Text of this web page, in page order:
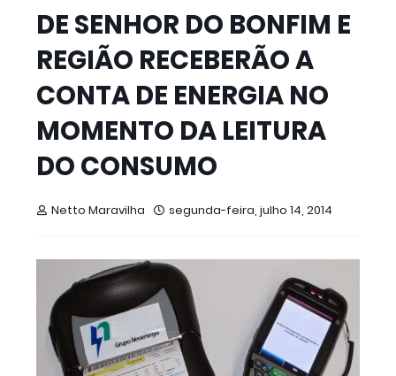
DE SENHOR DO BONFIM E
REGIÃO RECEBERÃO A
CONTA DE ENERGIA NO
MOMENTO DA LEITURA
DO CONSUMO
Netto Maravilha segunda-feira, julho 14, 2014